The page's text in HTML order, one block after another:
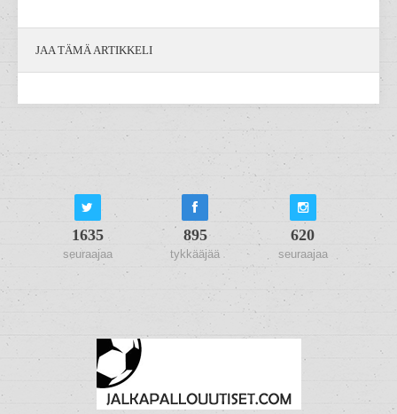
JAA TÄMÄ ARTIKKELI
1635
seuraajaa
895
tykkääjää
620
seuraajaa